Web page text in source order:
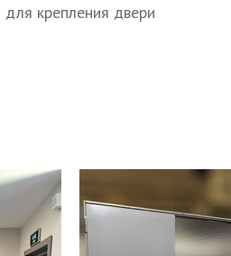
МосРентген
крепления двери